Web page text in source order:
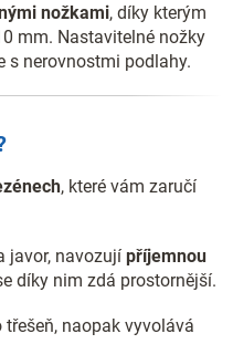
nožkami, díky kterým
mm. Nastavitelné nožky
s nerovnostmi podlahy.
, které vám zaručí
javor, navozují příjemnou
díky nim zdá prostornější.
naopak vyvolává